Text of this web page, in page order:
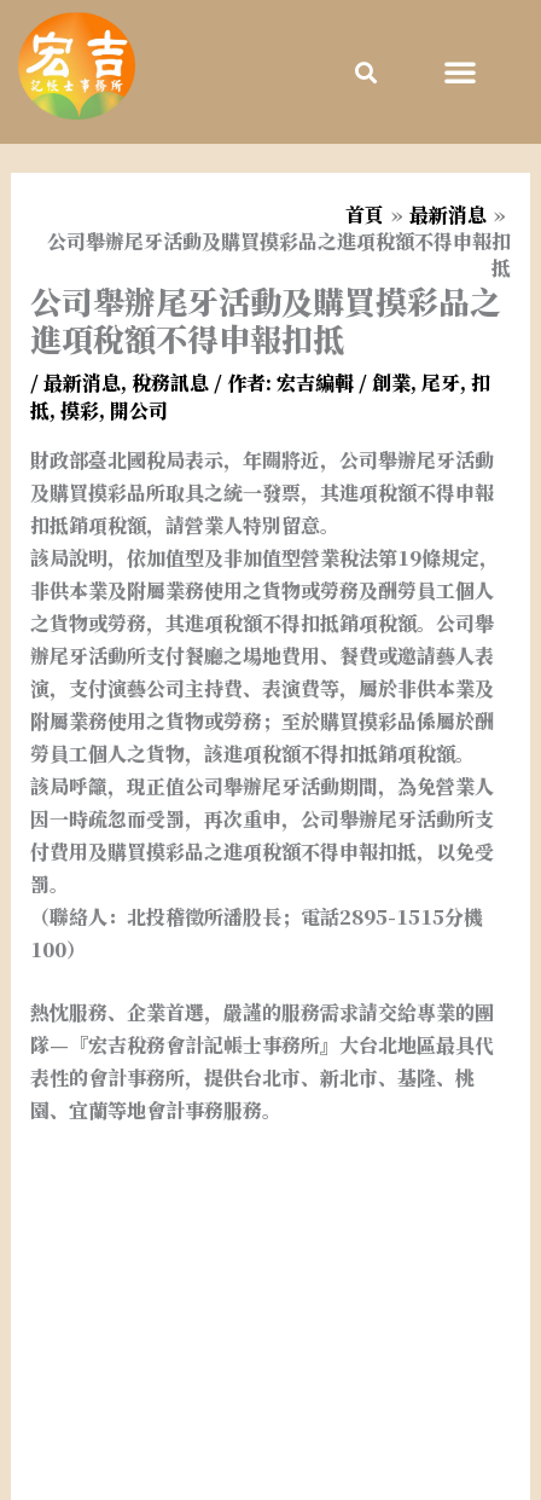
內
容
首頁
最新消息
公司舉辦尾牙活動及購買摸彩品之進項稅額不得申報扣
抵
公司舉辦尾牙活動及購買摸彩品之
進項稅額不得申報扣抵
/最新消息, 稅務訊息/ 作者: 宏吉編輯 /創業, 尾牙, 扣
抵, 摸彩, 開公司
財政部臺北國稅局表示，年關將近，公司舉辦尾牙活動
及購買摸彩品所取具之統一發票，其進項稅額不得申報
扣抵銷項稅額，請營業人特別留意。
該局說明，依加值型及非加值型營業稅法第19條規定，
非供本業及附屬業務使用之貨物或勞務及酬勞員工個人
之貨物或勞務，其進項稅額不得扣抵銷項稅額。公司舉
辦尾牙活動所支付餐廳之場地費用、餐費或邀請藝人表
演，支付演藝公司主持費、表演費等，屬於非供本業及
附屬業務使用之貨物或勞務；至於購買摸彩品係屬於酬
勞員工個人之貨物，該進項稅額不得扣抵銷項稅額。
該局呼籲，現正值公司舉辦尾牙活動期間，為免營業人
因一時疏忽而受罰，再次重申，公司舉辦尾牙活動所支
付費用及購買摸彩品之進項稅額不得申報扣抵，以免受
罰。
（聯絡人：北投稽徵所潘股長；電話2895-1515分機
100）
熱忱服務、企業首選，嚴謹的服務需求請交給專業的團
隊—『宏吉稅務會計記帳士事務所』大台北地區最具代
表性的會計事務所，提供台北市、新北市、基隆、桃
園、宜蘭等地會計事務服務。